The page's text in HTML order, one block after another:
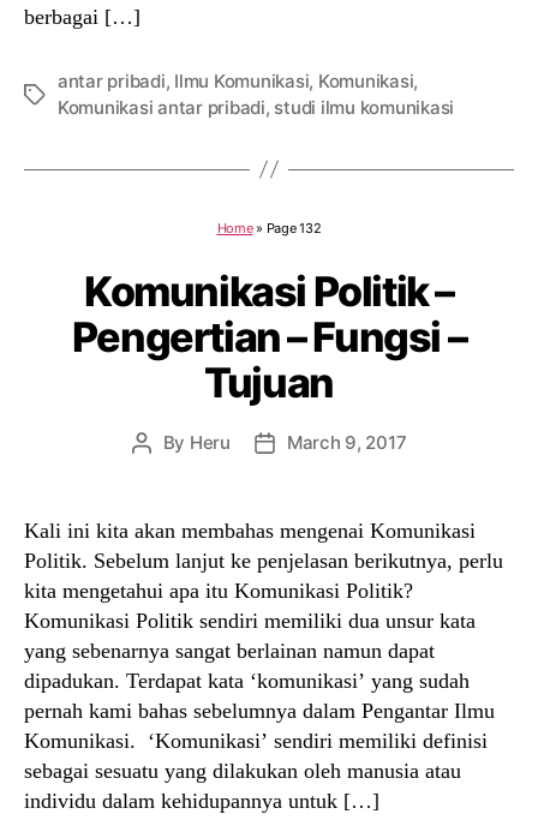
berbagai […]
Tags
antar pribadi, Ilmu Komunikasi, Komunikasi,
Komunikasi antar pribadi, studi ilmu komunikasi
Home» Page 132
Komunikasi Politik –
Pengertian – Fungsi –
Tujuan
Post
By Heru
PostMarch 9, 2017
Kali ini kita akan membahas mengenai Komunikasi
Politik. Sebelum lanjut ke penjelasan berikutnya, perlu
kita mengetahui apa itu Komunikasi Politik?
Komunikasi Politik sendiri memiliki dua unsur kata
yang sebenarnya sangat berlainan namun dapat
dipadukan. Terdapat kata ‘komunikasi’ yang sudah
pernah kami bahas sebelumnya dalam Pengantar Ilmu
Komunikasi. ‘Komunikasi’ sendiri memiliki definisi
sebagai sesuatu yang dilakukan oleh manusia atau
individu dalam kehidupannya untuk […]